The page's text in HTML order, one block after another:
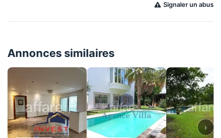
Signaler un abus
Annonces similaires
›